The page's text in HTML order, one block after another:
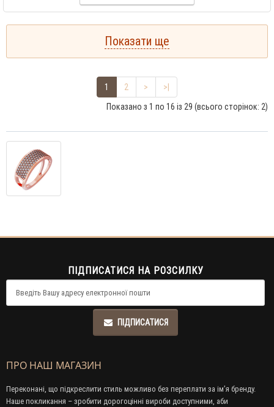
Показати ще
1 2 >
>|
Показано з 1 по 16 із 29 (всього сторінок: 2)
ПІДПИСАТИСЯ НА РОЗСИЛКУ
ПІДПИСАТИСЯ
ПРО НАШ МАГАЗИН
Переконані, що підкреслити стиль можливо без переплати за ім’я бренду.
Наше покликання – зробити дорогоцінні вироби доступними, аби